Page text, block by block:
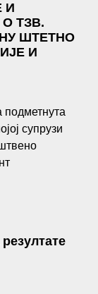
И
ТЗВ.
ШТЕТНО
И
подметнута
супрузи